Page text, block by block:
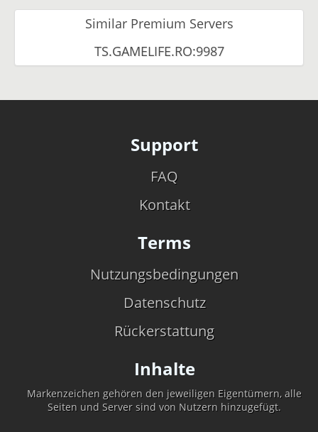
Similar Premium Servers
TS.GAMELIFE.RO:9987
Support
FAQ
Kontakt
Terms
Nutzungsbedingungen
Datenschutz
Rückerstattung
Inhalte
Markenzeichen gehören den jeweiligen Eigentümern, alle
Seiten und Server sind von Nutzern hinzugefügt.